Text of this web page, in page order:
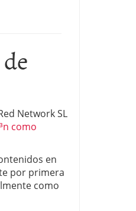
de
pymes
propia
Network SL
como
en
por primera
como